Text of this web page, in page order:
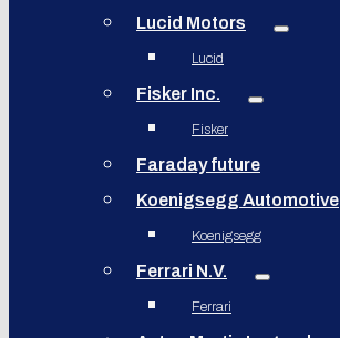
Lucid Motors
Lucid
Fisker Inc.
Fisker
Faraday future
Koenigsegg Automotive
Koenigsegg
Ferrari N.V.
Ferrari